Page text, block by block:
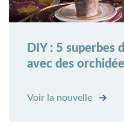
DIY : 5 superbes
avec des
Voir la nouvelle